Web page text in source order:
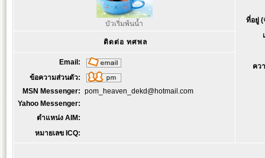
บัวเริ่มพ้นน้ำ
ที่อยู่ (
คว
ติดต่อ ทศพล
Email:
ข้อความส่วนตัว:
MSN Messenger: pom_heaven_dekd@hotmail.com
Yahoo Messenger:
ตำแหน่ง AIM:
หมายเลข ICQ: